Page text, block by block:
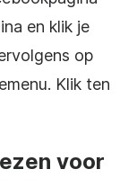
en klik je
op
Klik ten
voor